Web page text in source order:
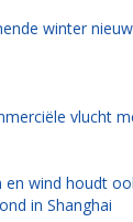
winter
vlucht
en wind houdt
in Shanghai